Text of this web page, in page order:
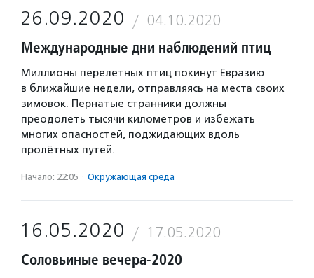
26.09.2020 04.10.2020
Международные дни наблюдений птиц
Миллионы перелетных птиц покинут Евразию
в ближайшие недели, отправляясь на места своих
зимовок. Пернатые странники должны
преодолеть тысячи километров и избежать
многих опасностей, поджидающих вдоль
пролётных путей.
Начало: 22:05 · Окружающая среда
16.05.2020 17.05.2020
Соловьиные вечера-2020